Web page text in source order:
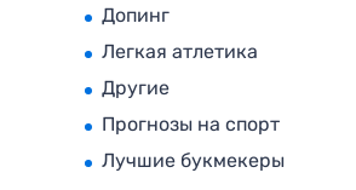
Допинг
Легкая атлетика
Другие
Прогнозы на спорт
Лучшие букмекеры